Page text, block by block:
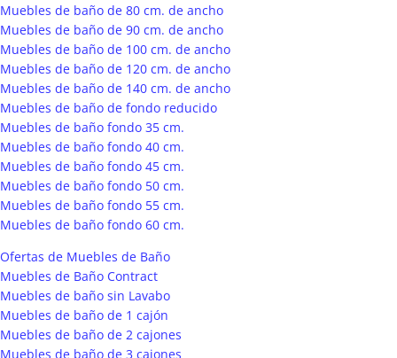
Muebles de baño de 80 cm. de ancho
Muebles de baño de 90 cm. de ancho
Muebles de baño de 100 cm. de ancho
Muebles de baño de 120 cm. de ancho
Muebles de baño de 140 cm. de ancho
Muebles de baño de fondo reducido
Muebles de baño fondo 35 cm.
Muebles de baño fondo 40 cm.
Muebles de baño fondo 45 cm.
Muebles de baño fondo 50 cm.
Muebles de baño fondo 55 cm.
Muebles de baño fondo 60 cm.
Ofertas de Muebles de Baño
Muebles de Baño Contract
Muebles de baño sin Lavabo
Muebles de baño de 1 cajón
Muebles de baño de 2 cajones
Muebles de baño de 3 cajones